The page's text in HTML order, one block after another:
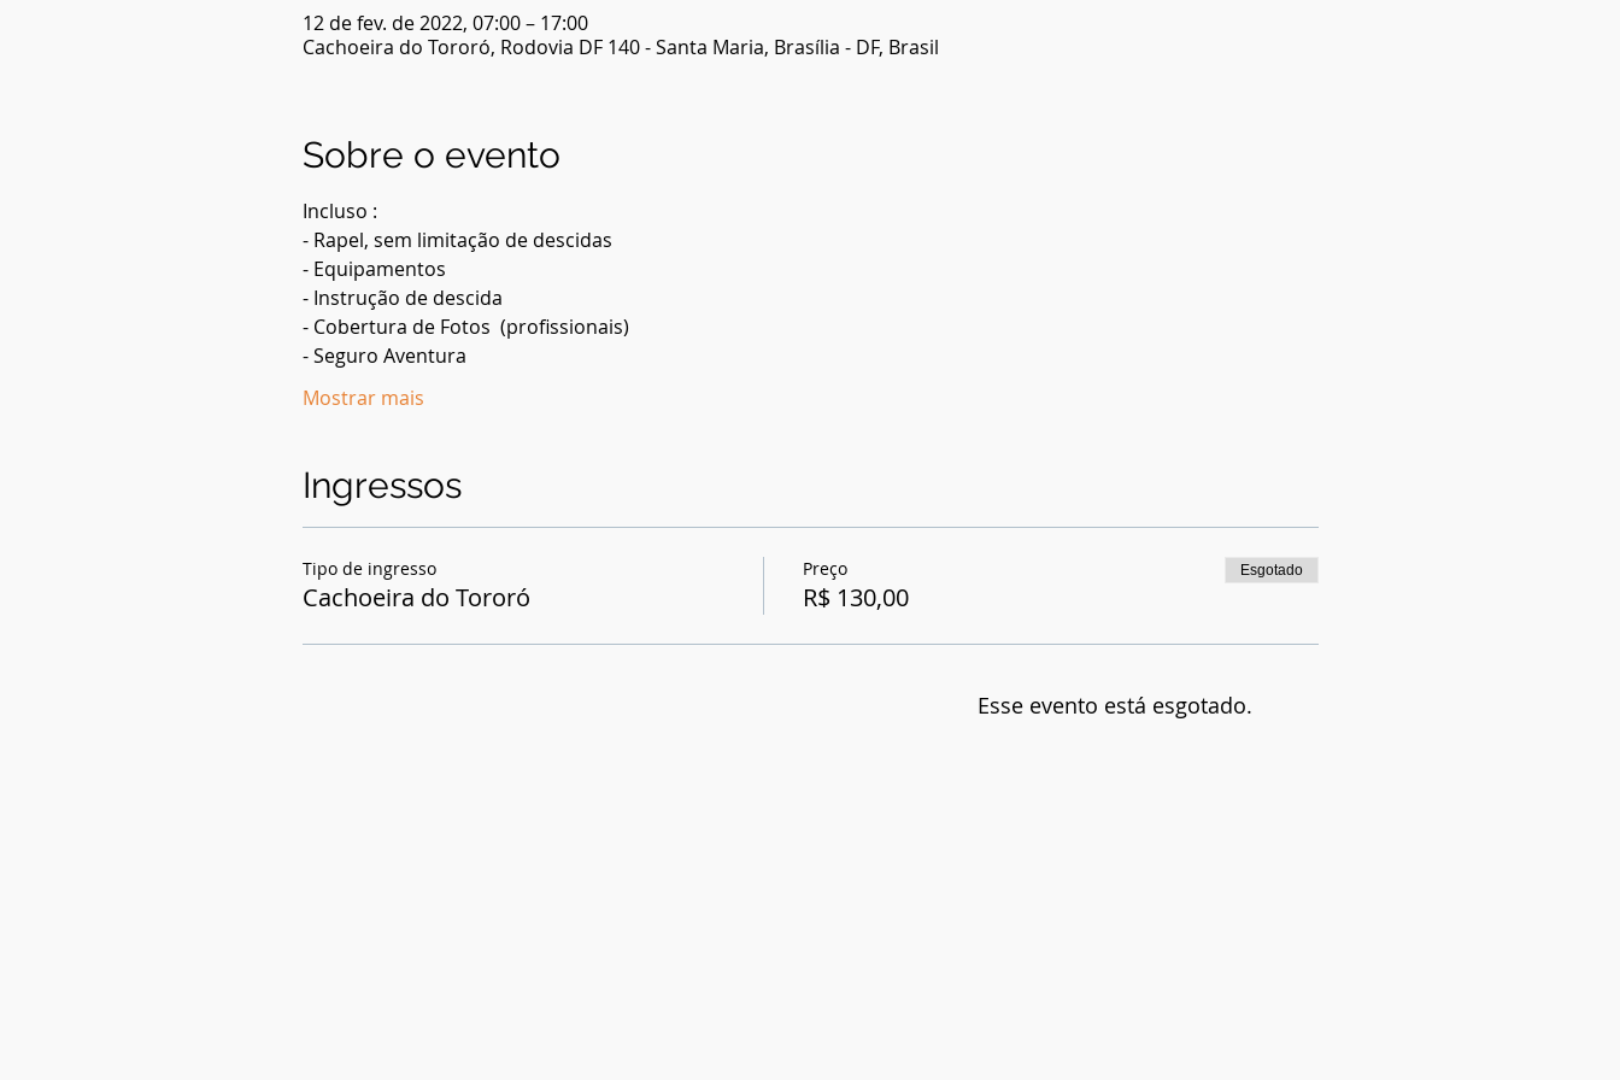
12 de fev. de 2022, 07:00 – 17:00
Cachoeira do Tororó, Rodovia DF 140 - Santa Maria, Brasília - DF, Brasil
Sobre o evento
Incluso :
- Rapel, sem limitação de descidas
- Equipamentos
- Instrução de descida
- Cobertura de Fotos  (profissionais)
- Seguro Aventura
Mostrar mais
Ingressos
Tipo de ingresso
Cachoeira do Tororó
Preço
R$ 130,00
Esgotado
Esse evento está esgotado.